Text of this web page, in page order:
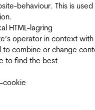
behaviour. This is
HTML-lagring
operator in context with
to combine or change
to find the best
cookie